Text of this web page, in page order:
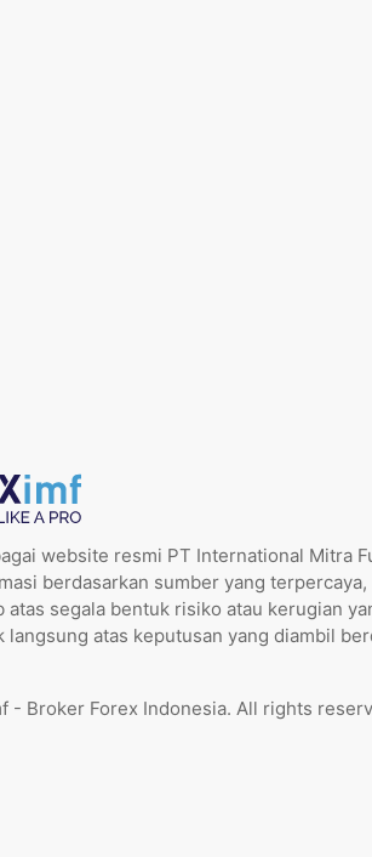
website resmi PT International Mitra
berdasarkan sumber yang terpercaya,
atas segala bentuk risiko atau kerugian
langsung atas keputusan yang diambil
- Broker Forex Indonesia. All rights